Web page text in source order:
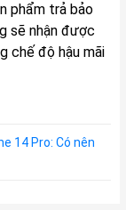
phẩm trả bảo
sẽ nhận được
chế độ hậu mãi
14 Pro: Có nên